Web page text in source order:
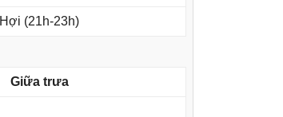
Hợi (21h-23h)
Giữa trưa